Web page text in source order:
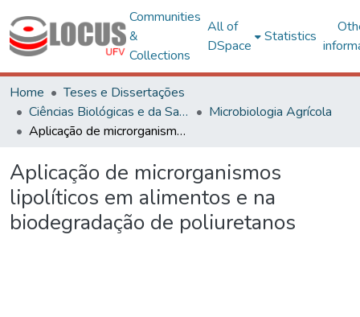
Communities
&
Collections
All of
DSpace
Statistics
Home
Teses e Dissertações
Ciências Biológicas e da Saúde
Microbiologia Agrícola
Aplicação de microrganismos lipolíticos em alimentos e na biodegradação de poliuretanos
Aplicação de microrganismos
lipolíticos em alimentos e na
biodegradação de poliuretanos